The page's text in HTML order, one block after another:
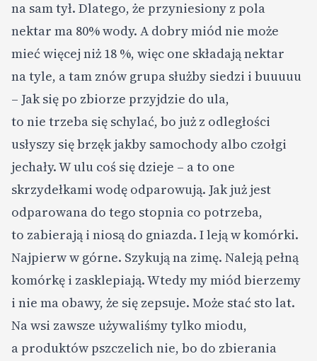
na sam tył. Dlatego, że przyniesiony z pola
nektar ma 80% wody. A dobry miód nie może
mieć więcej niż 18 %, więc one składają nektar
na tyle, a tam znów grupa służby siedzi i buuuuu
– Jak się po zbiorze przyjdzie do ula,
to nie trzeba się schylać, bo już z odległości
usłyszy się brzęk jakby samochody albo czołgi
jechały. W ulu coś się dzieje – a to one
skrzydełkami wodę odparowują. Jak już jest
odparowana do tego stopnia co potrzeba,
to zabierają i niosą do gniazda. I leją w komórki.
Najpierw w górne. Szykują na zimę. Naleją pełną
komórkę i zasklepiają. Wtedy my miód bierzemy
i nie ma obawy, że się zepsuje. Może stać sto lat.
Na wsi zawsze używaliśmy tylko miodu,
a produktów pszczelich nie, bo do zbierania